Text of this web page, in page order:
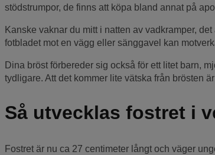
stödstrumpor, de finns att köpa bland annat på
Kanske vaknar du mitt i natten av vadkramper, det
fotbladet mot en vägg eller sänggavel kan
Dina bröst förbereder sig också för ett litet barn,
tydligare. Att det kommer lite vätska från brösten
Så utvecklas fostret i
Fostret är nu ca 27 centimeter långt och väger